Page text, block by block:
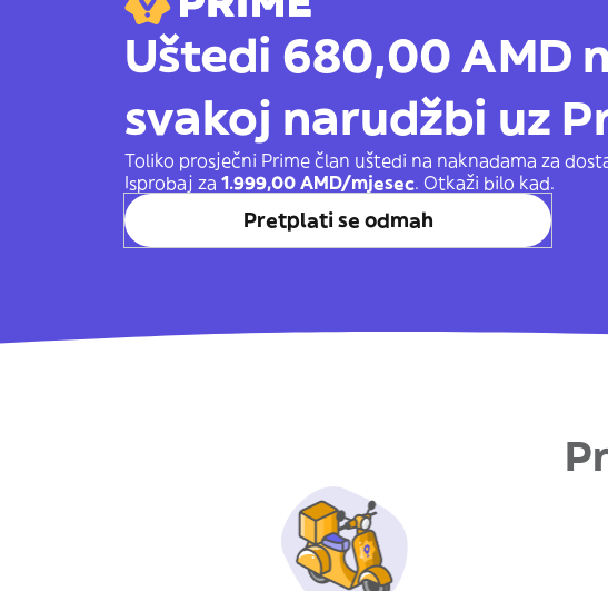
Uštedi 680,00 AMD
svakoj narudžbi uz
Toliko prosječni Prime član uštedi na naknadama za
Isprobaj za 1.999,00 AMD/mjesec. Otkaži bilo kad.
Pretplati se odmah